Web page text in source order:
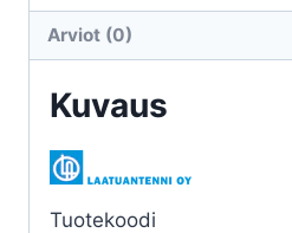
3xTULO
FM+III/UHF/UHF
Arviot (0)
Kuvaus
Tuotekoodi